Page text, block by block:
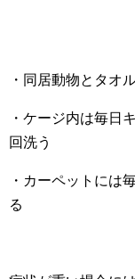
・同居動物とタオ
・ケージ内は毎日
回洗う
・カーペットには
る